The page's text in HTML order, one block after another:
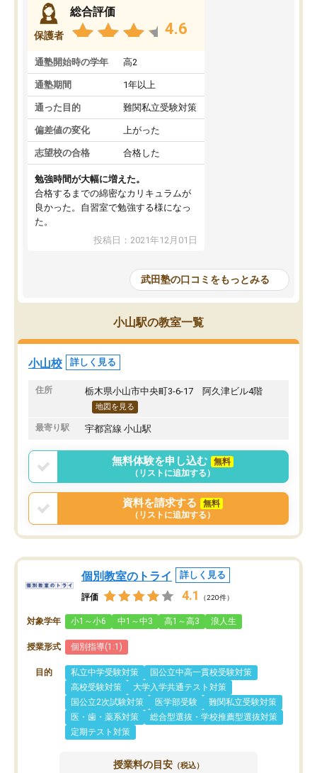
保護者
総合評価
4.6
通塾開始時の学年 高2
通塾期間 1年以上
通った目的 難関私立受験対策
偏差値の変化 上がった
志望校の合格 合格した
勉強時間が大幅に増えた。
合格するまでの綿密なカリキュラムが
良かった。自習室で勉強する様になっ
た。
投稿日：2021年12月01日
武田塾の口コミをもっとみる
小山駅の教室一覧
小山校 詳しく見る
住所 栃木県小山市中央町3-6-17 阿久津ビル4階
地図を見る
最寄り駅 宇都宮線 小山駅
無料体験を申し込む
無料
（リストに追加する）
資料を請求する
無料
（リストに追加する）
個別教室のトライ 詳しく見る
評価 4.1 （220件）
対象学年 小1～小6 中1～中3 高1～高3 浪人生
授業形式 個別指導(1:1)
目的 私立中学受験対策
国公立中高一貫校受験対策
高校受験対策
大学入学共通テスト対策
国公立2次試験対策
医学部受験
難関私立受験対策
医・歯・薬系対策
総合型選抜・学校推薦型選抜対策
定期テスト対策
授業料の目安 （税込）